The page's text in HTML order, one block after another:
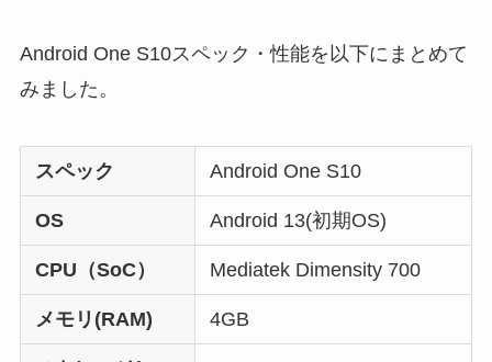
ーを含ませた布で拭いても問題ありません。ま
た、新たにディスプレイも抗菌・抗ウイルスにも
Android One S10は、本体の企画・設計・開発・試
験・製造・アフターサービスまで、全て国内。い
わゆる純日本製スマホです。
発売は、1月19日から。本体価格は36,000円（税